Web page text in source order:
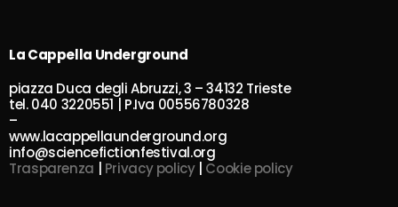
La Cappella Underground
piazza Duca degli Abruzzi, 3 – 34132 Trieste
tel. 040 3220551 | P.Iva 00556780328
–
www.lacappellaunderground.org
info@sciencefictionfestival.org
Trasparenza | Privacy policy| Cookie policy